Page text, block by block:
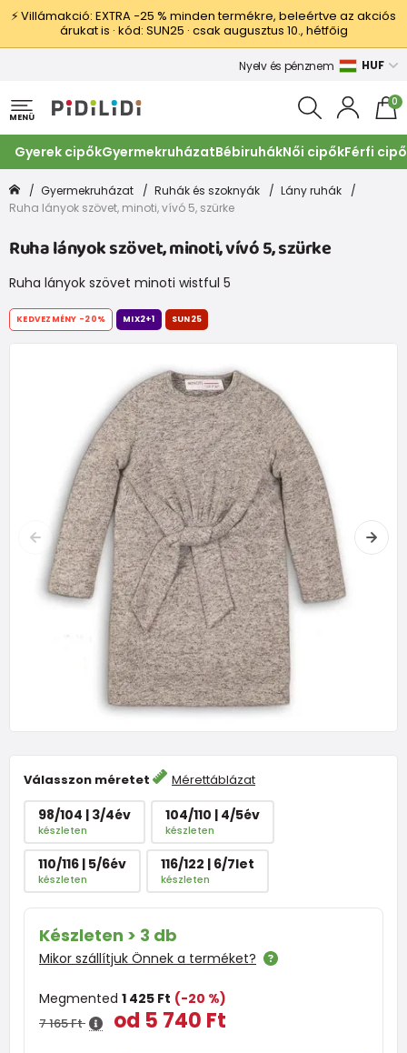
⚡ Villámakció: EXTRA −25 % minden termékre, beleértve az akciós
árukat is · kód: SUN25 · csak augusztus 10., hétfőig
Nyelv és pénznem HUF
MENÜ
0
Gyerek cipőkGyermekruházatBébiruhákNői cipőkFérfi
Gyermekruházat Ruhák és szoknyák
Lány ruhák
Ruha lányok szövet, minoti, vívó 5, szürke
Ruha lányok szövet, minoti, vívó 5, szürke
Ruha lányok szövet minoti wistful 5
Válasszon méretet Mérettáblázat
98/104 | 3/4év
készleten
104/110 | 4/5év
készleten
110/116 | 5/6év
készleten
116/122 | 6/7let
készleten
Készleten > 3 db
Mikor szállítjuk Önnek a terméket?
Megmented 1 425 Ft (-20 %)
7 165 Ft od 5 740 Ft
KEDVEZMÉNY -20% MIX2+1 SUN25